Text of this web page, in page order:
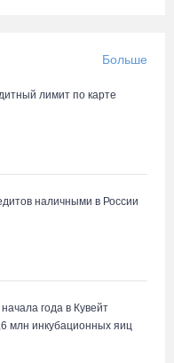
Китая со скидкой
Больше
лимит по карте
наличными в России
года в Кувейт
млн инкубационных яиц